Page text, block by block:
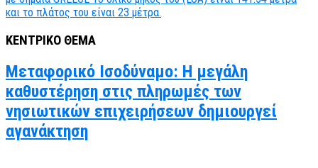
ΚΕΝΤΡΙΚΟ ΘΕΜΑ
Μεταφορικό Ισοδύναμο: Η μεγάλη
καθυστέρηση στις πληρωμές των
νησιωτικών επιχειρήσεων δημιουργεί
αγανάκτηση